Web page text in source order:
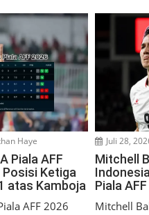
Haye
Piala AFF
Posisi Ketiga
atas Kamboja
AFF 2026
Juli 28,
Mitchell
Piala
Mitchell